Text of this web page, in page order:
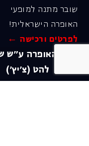
שובר מתנה למופעי
האופרה הישראלית!
לפרטים ורכישה ←
בית האופרה ע״ש
להט (צ׳יץ׳)